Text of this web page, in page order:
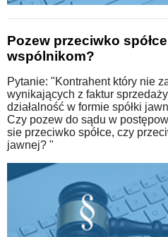
Pozew przeciwko
wspólnikom?
Pytanie: "Kontrahent który nie
wynikających z faktur
działalność w formie spółki
Czy pozew do sądu w
sie przeciwko spółce, czy
jawnej? "